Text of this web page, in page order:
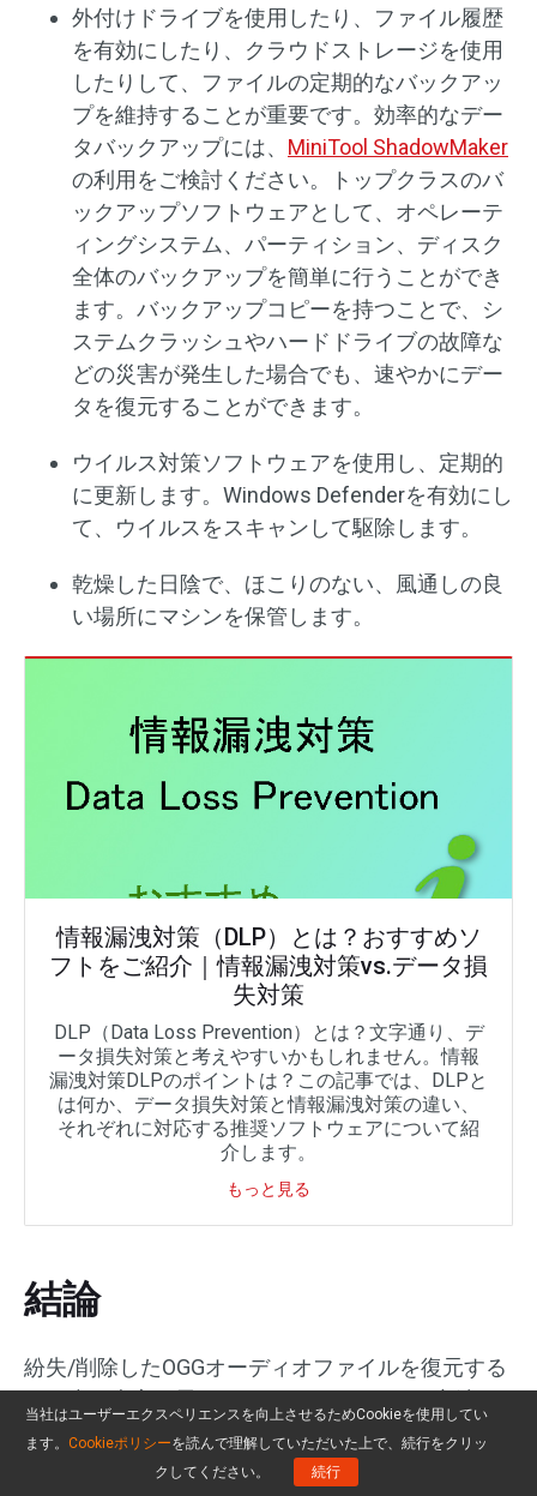
外付けドライブを使用したり、ファイル履歴
を有効にしたり、クラウドストレージを使用
したりして、ファイルの定期的なバックアッ
プを維持することが重要です。効率的なデー
タバックアップには、 MiniTool ShadowMaker
の利用をご検討ください。トップクラスのバ
ックアップソフトウェアとして、オペレーテ
ィングシステム、パーティション、ディスク
全体のバックアップを簡単に行うことができ
ます。バックアップコピーを持つことで、シ
ステムクラッシュやハードドライブの故障な
どの災害が発生した場合でも、速やかにデー
タを復元することができます。
ウイルス対策ソフトウェアを使用し、定期的
に更新します。Windows Defenderを有効にし
て、ウイルスをスキャンして駆除します。
乾燥した日陰で、ほこりのない、風通しの良
い場所にマシンを保管します。
情報漏洩対策（DLP）とは？おすすめソ
フトをご紹介｜情報漏洩対策vs.データ損
失対策
DLP（Data Loss Prevention）とは？文字通り、デ
ータ損失対策と考えやすいかもしれません。情報
漏洩対策DLPのポイントは？この記事では、DLPと
は何か、データ損失対策と情報漏洩対策の違い、
それぞれに対応する推奨ソフトウェアについて紹
介します。
もっと見る
結論
紛失/削除したOGGオーディオファイルを復元する
たくさんあります。まず、ごみ箱の中身を確認し
ます。復元できない場合はMiniTool Power Data
当社はユーザーエクスペリエンスを向上させるためCookieを使用してい
ます。 Cookieポリシーを読んで理解していただいた上で、続行をクリッ
クしてください。
続行